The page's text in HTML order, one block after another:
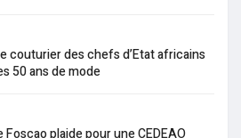
couturier des chefs d’Etat africains
50 ans de mode
Foscao plaide pour une CEDEAO